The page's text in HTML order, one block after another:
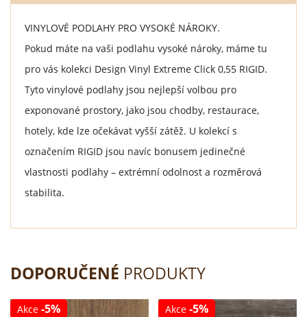
VINYLOVÉ PODLAHY PRO VYSOKÉ NÁROKY.
Pokud máte na vaši podlahu vysoké nároky, máme tu
pro vás kolekci Design Vinyl Extreme Click 0,55 RIGID.
Tyto vinylové podlahy jsou nejlepší volbou pro
exponované prostory, jako jsou chodby, restaurace,
hotely, kde lze očekávat vyšší zátěž. U kolekcí s
označením RIGID jsou navíc bonusem jedinečné
vlastnosti podlahy – extrémní odolnost a rozměrová
stabilita.
DOPORUČENÉ PRODUKTY
Akce -5% Akce -5%